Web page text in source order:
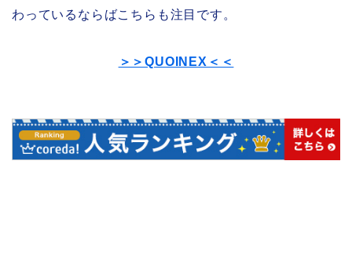
わっているならばこちらも注目です。
＞＞QUOINEX＜＜